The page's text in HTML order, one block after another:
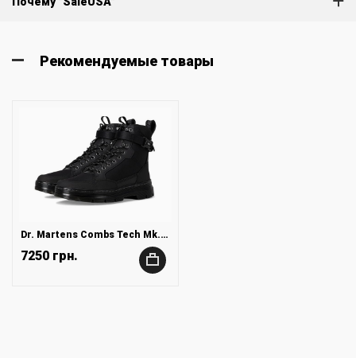
Рекомендуемые товары
Dr. Martens Combs Tech Mk.02
7250 грн. +